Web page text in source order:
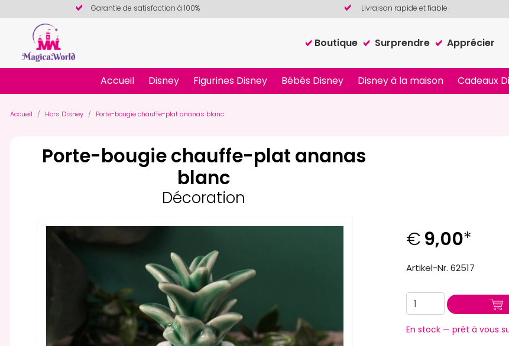
Garantie de satisfaction à 100% Livraison rapide et fiable
Boutique Surprendre Apprécier
Accueil Disney Figurines Disney Bébés Disney Disney à la maison Cadeaux
Accueil Hors Disney Porte-bougie chauffe-plat ananas blanc
Porte-bougie chauffe-plat ananas
blanc
Décoration
€9,00*
Artikel-Nr. 62517
En stock — prêt à vous